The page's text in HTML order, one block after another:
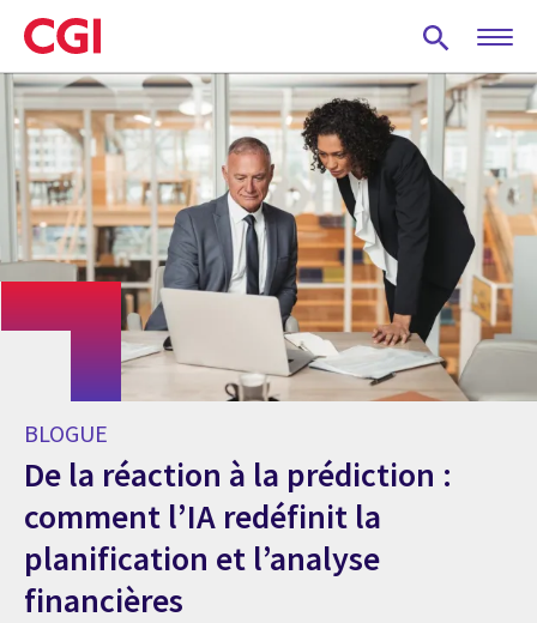
Skip
to
main
content
BLOGUE
De la réaction à la prédiction :
comment l’IA redéfinit la
planification et l’analyse
financières